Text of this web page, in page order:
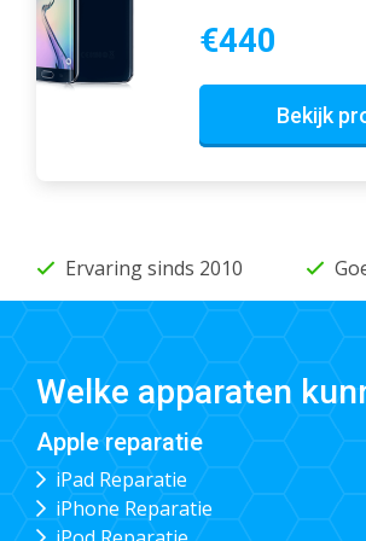
€440
Bekijk
Ervaring sinds 2010
Welke apparaten
Apple reparatie
iPad Reparatie
iPhone Reparatie